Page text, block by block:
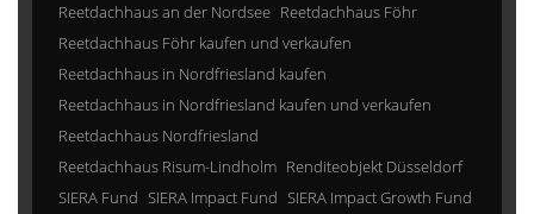
Reetdachhaus an der Nordsee Reetdachhaus Föhr
Reetdachhaus Föhr kaufen und verkaufen
Reetdachhaus in Nordfriesland kaufen
Reetdachhaus in Nordfriesland kaufen und verkaufen
Reetdachhaus Nordfriesland
Reetdachhaus Risum-Lindholm Renditeobjekt Düsseldorf
SIERA Fund SIERA Impact Fund SIERA Impact Growth Fund